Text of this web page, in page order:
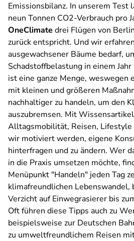
Emissionsbilanz. In unserem Test
neun Tonnen CO2-Verbrauch pro
OneClimate drei Flügen von
zurück entspricht. Und wir
ausgewachsener Bäume bedarf,
Schadstoffbelastung in einem
ist eine ganze Menge, weswegen
mit kleinen und größeren
nachhaltiger zu handeln, um den
auszubremsen. Mit
Alltagsmobilität, Reisen, Lifestyle
wir motiviert werden, eigene
hinterfragen und zu ändern. Wer
in die Praxis umsetzen möchte,
Menüpunkt "Handeln" jeden Tag
klimafreundlichen Lebenswandel,
Verzicht auf Einwegrasierer bis
Oft führen diese Tipps auch zu
beispielsweise zur Deutschen
zu umweltfreundlichem Reisen